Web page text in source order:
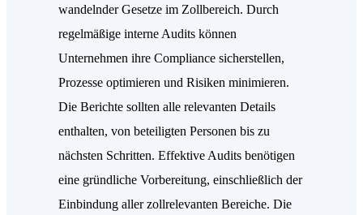
wandelnder Gesetze im Zollbereich. Durch
regelmäßige interne Audits können
Unternehmen ihre Compliance sicherstellen,
Prozesse optimieren und Risiken minimieren.
Die Berichte sollten alle relevanten Details
enthalten, von beteiligten Personen bis zu
nächsten Schritten. Effektive Audits benötigen
eine gründliche Vorbereitung, einschließlich der
Einbindung aller zollrelevanten Bereiche. Die